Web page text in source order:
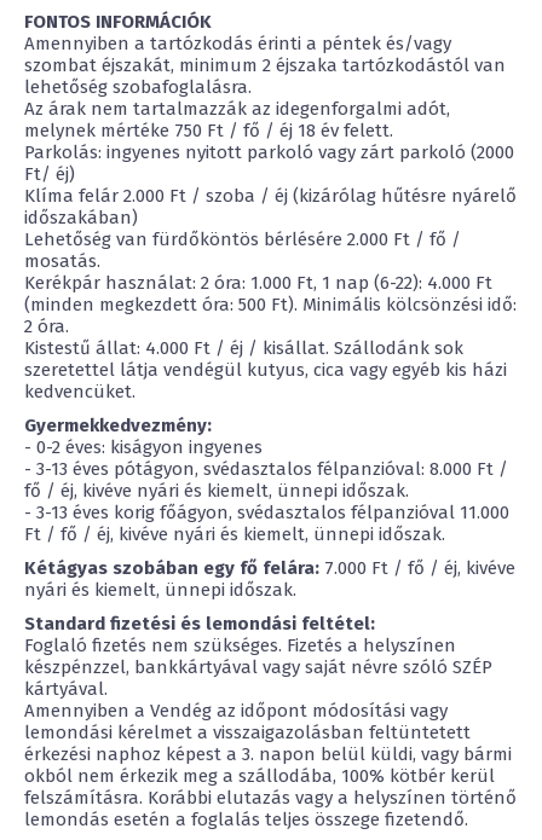
FONTOS INFORMÁCIÓK
Amennyiben a tartózkodás érinti a péntek és/vagy
szombat éjszakát, minimum 2 éjszaka tartózkodástól van
lehetőség szobafoglalásra.
Az árak nem tartalmazzák az idegenforgalmi adót,
melynek mértéke 750 Ft / fő / éj 18 év felett.
Parkolás: ingyenes nyitott parkoló vagy zárt parkoló (2000
Ft/ éj)
Klíma felár 2.000 Ft / szoba / éj (kizárólag hűtésre nyárelő
időszakában)
Lehetőség van fürdőköntös bérlésére 2.000 Ft / fő /
mosatás.
Kerékpár használat: 2 óra: 1.000 Ft, 1 nap (6-22): 4.000 Ft
(minden megkezdett óra: 500 Ft). Minimális kölcsönzési idő:
2 óra.
Kistestű állat: 4.000 Ft / éj / kisállat. Szállodánk sok
szeretettel látja vendégül kutyus, cica vagy egyéb kis házi
kedvencüket.
Gyermekkedvezmény:
- 0-2 éves: kiságyon ingyenes
- 3-13 éves pótágyon, svédasztalos félpanzióval: 8.000 Ft /
fő / éj, kivéve nyári és kiemelt, ünnepi időszak.
- 3-13 éves korig főágyon, svédasztalos félpanzióval 11.000
Ft / fő / éj, kivéve nyári és kiemelt, ünnepi időszak.
Kétágyas szobában egy fő felára: 7.000 Ft / fő / éj, kivéve
nyári és kiemelt, ünnepi időszak.
Standard fizetési és lemondási feltétel:
Foglaló fizetés nem szükséges. Fizetés a helyszínen
készpénzzel, bankkártyával vagy saját névre szóló SZÉP
kártyával.
Amennyiben a Vendég az időpont módosítási vagy
lemondási kérelmet a visszaigazolásban feltüntetett
érkezési naphoz képest a 3. napon belül küldi, vagy bármi
okból nem érkezik meg a szállodába, 100% kötbér kerül
felszámításra. Korábbi elutazás vagy a helyszínen történő
lemondás esetén a foglalás teljes összege fizetendő.